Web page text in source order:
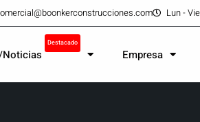
Lun -
Destacado
Empresa